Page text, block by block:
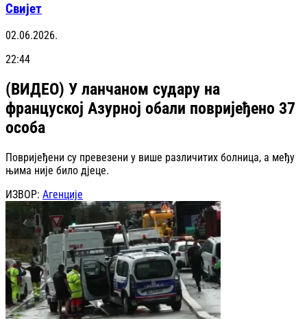
Свијет
02.06.2026.
22:44
(ВИДЕО) У ланчаном судару на
француској Азурној обали повријеђено 37
особа
Повријеђени су превезени у више различитих болница, а међу
њима није било дјеце.
ИЗВОР: Агенције